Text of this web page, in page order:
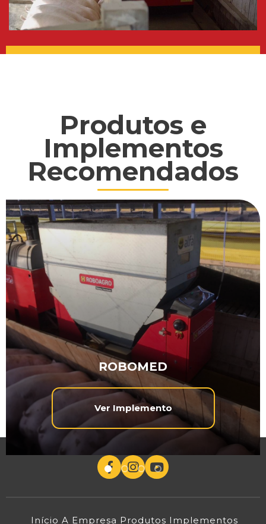
Produtos e
Implementos
Recomendados
ROBOMED
Ver Implemento
Início A Empresa Produtos Implementos